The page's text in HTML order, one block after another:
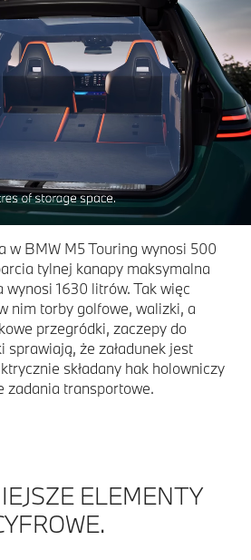
w BMW M5 Touring wynosi 500
tylnej kanapy maksymalna
1630 litrów. Tak więc
nim torby golfowe, walizki, a
przegródki, zaczepy do
sprawiają, że załadunek jest
składany hak holowniczy
zadania transportowe.
ELEMENTY